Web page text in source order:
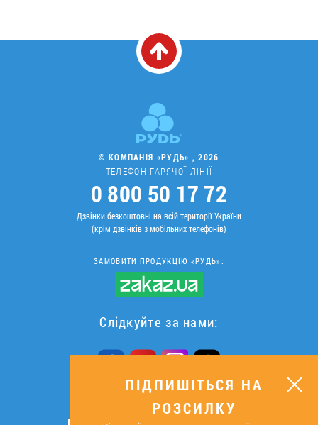
© КОМПАНІЯ «РУДЬ» , 2026
ТЕЛЕФОН ГАРЯЧОЇ ЛІНІЇ
0 800 50 17 72
Дзвінки безкоштовні на всій території України
(крім дзвінків з мобільних телефонів)
ЗАМОВИТИ ПРОДУКЦІЮ «РУДЬ»:
Слідкуйте за нами:
ПІДПИШІТЬСЯ НА РОЗСИЛКУ
ПІДПИШІТЬСЯ НА
РОЗСИЛКУ